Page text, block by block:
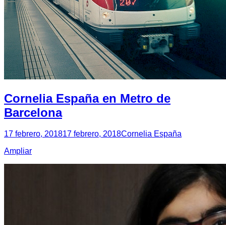
Cornelia España en Metro de
Barcelona
17 febrero, 201817 febrero, 2018Cornelia España
Ampliar